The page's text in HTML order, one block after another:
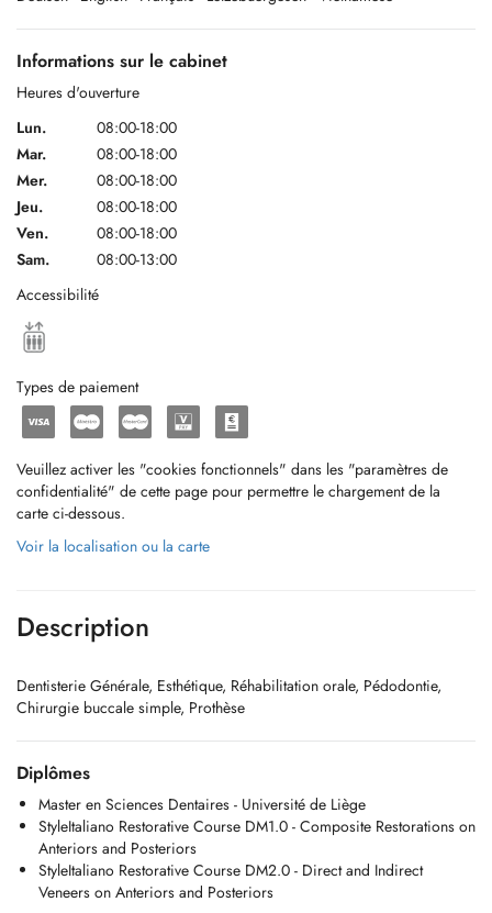
Informations sur le cabinet
Heures d'ouverture
Lun.
08:00-18:00
Mar.
08:00-18:00
Mer.
08:00-18:00
Jeu.
08:00-18:00
Ven.
08:00-18:00
Sam.
08:00-13:00
Accessibilité
Types de paiement
Veuillez activer les "cookies fonctionnels" dans les "paramètres de
confidentialité" de cette page pour permettre le chargement de la
carte ci-dessous.
Voir la localisation ou la carte
Description
Dentisterie Générale, Esthétique, Réhabilitation orale, Pédodontie,
Chirurgie buccale simple, Prothèse
Diplômes
Master en Sciences Dentaires - Université de Liège
StyleItaliano Restorative Course DM1.0 - Composite Restorations on
Anteriors and Posteriors
StyleItaliano Restorative Course DM2.0 - Direct and Indirect
Veneers on Anteriors and Posteriors